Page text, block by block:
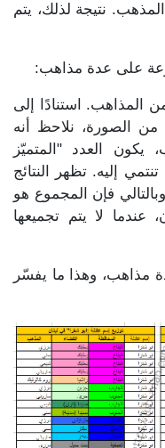
نتيجة لذلك، يتم
على عدة مذاهب:
المذاهب. استنادًا إلى
الصورة، نلاحظ أنه
العدد "المتميّز
إليه. تظهر النتائج
وبالتالي فإن المجموع هو
لبنان، عندما لا يتم تجميعها
مذاهب، وهذا ما يفسّر